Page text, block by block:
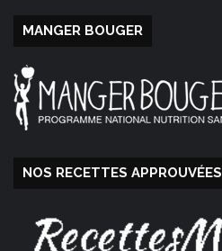
MANGER BOUGER
NOS RECETTES APPROUVÉES